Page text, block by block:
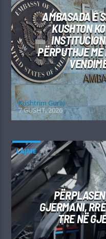
AMBASADA E
KUSHTON
PËRPUTHJE ME
Kushtrim Guraj
7 GUSHT, 2026
LAJME
GJERMANI,
TRE NË